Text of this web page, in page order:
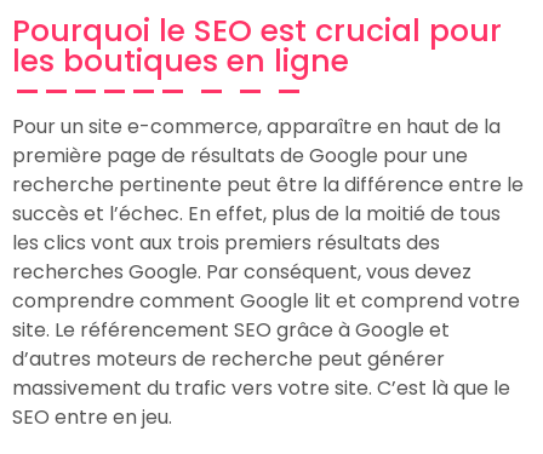
Pourquoi le SEO est crucial pour
les boutiques en ligne
Pour un site e-commerce, apparaître en haut de la
première page de résultats de Google pour une
recherche pertinente peut être la différence entre le
succès et l’échec. En effet, plus de la moitié de tous
les clics vont aux trois premiers résultats des
recherches Google. Par conséquent, vous devez
comprendre comment Google lit et comprend votre
site. Le référencement SEO grâce à Google et
d’autres moteurs de recherche peut générer
massivement du trafic vers votre site. C’est là que le
SEO entre en jeu.